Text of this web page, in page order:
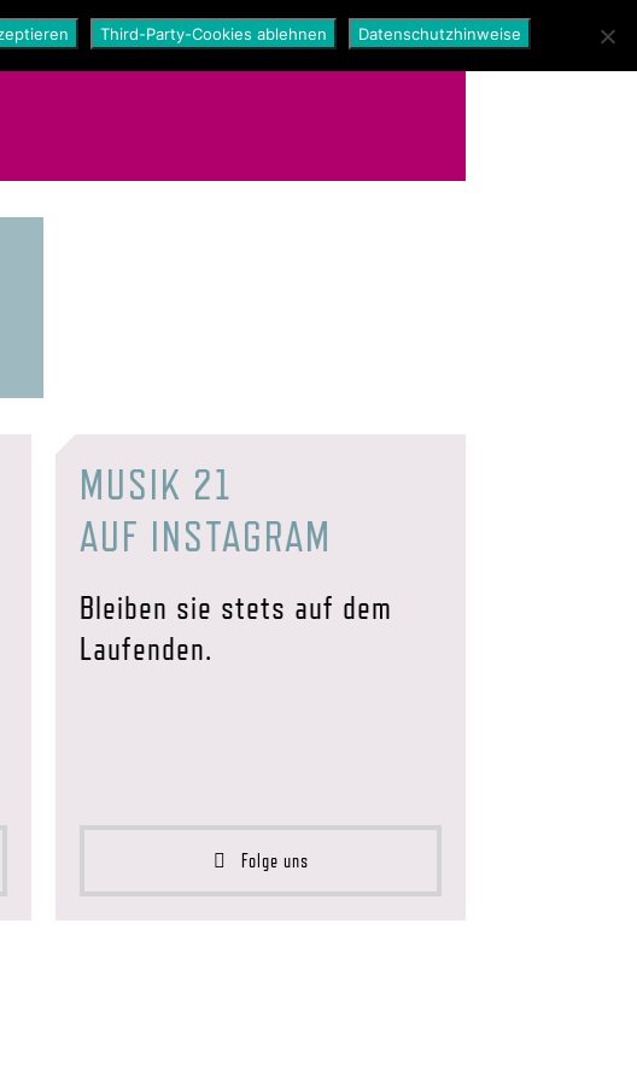
MUSIK 21
AUF INSTAGRAM
Bleiben sie stets auf dem
Laufenden.
Folge uns
Third-Party-Cookies ablehnen Datenschutzhinweise